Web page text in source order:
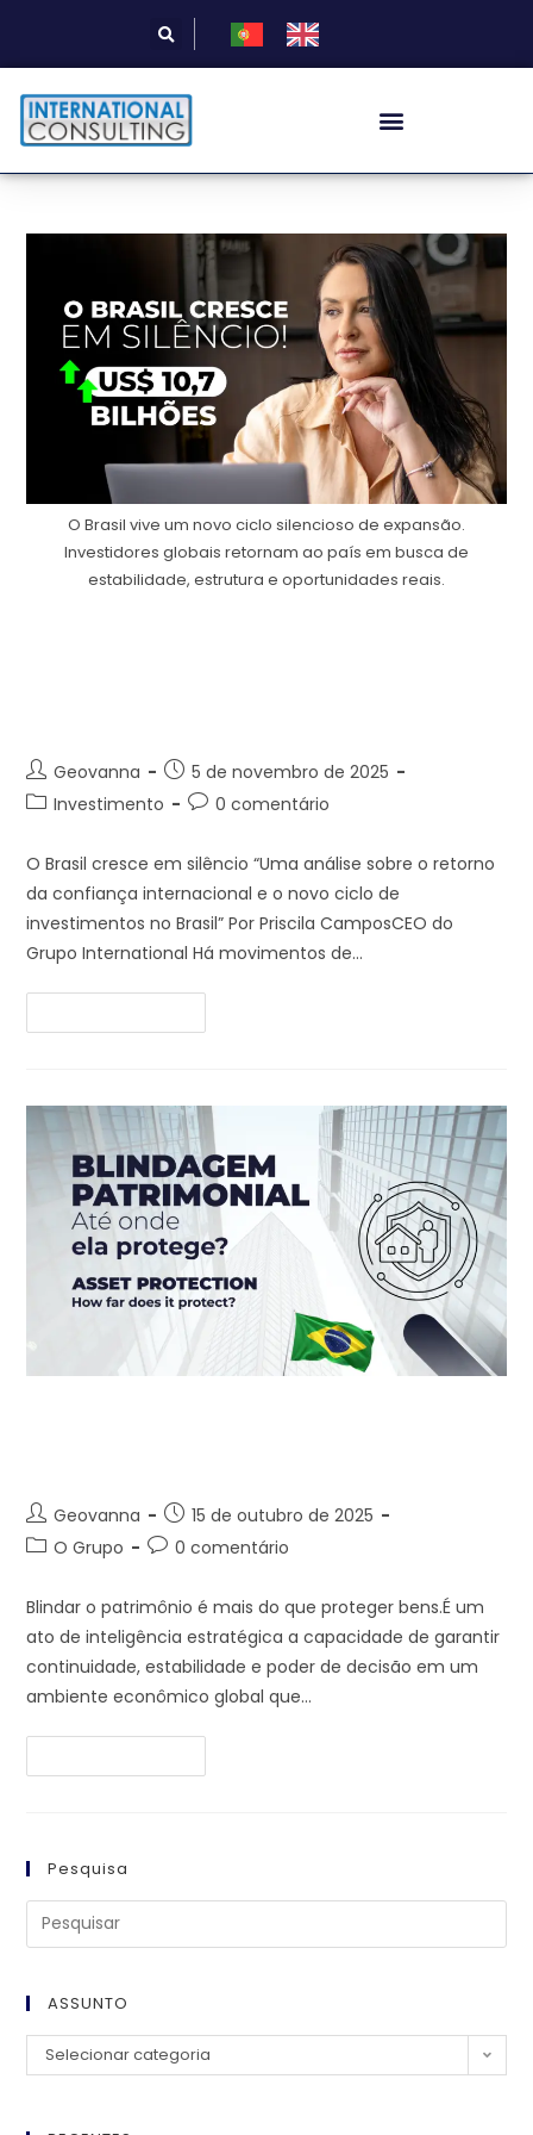
O Brasil vive um novo ciclo silencioso de expansão.
Investidores globais retornam ao país em busca de
estabilidade, estrutura e oportunidades reais.
Geovanna
5 de novembro de 2025
Investimento
0 comentário
O Brasil cresce em silêncio “Uma análise sobre o retorno
da confiança internacional e o novo ciclo de
investimentos no Brasil” Por Priscila CamposCEO do
Grupo International Há movimentos de…
Geovanna
15 de outubro de 2025
O Grupo
0 comentário
Blindar o patrimônio é mais do que proteger bens.É um
ato de inteligência estratégica a capacidade de garantir
continuidade, estabilidade e poder de decisão em um
ambiente econômico global que…
Pesquisa
ASSUNTO
Selecionar categoria